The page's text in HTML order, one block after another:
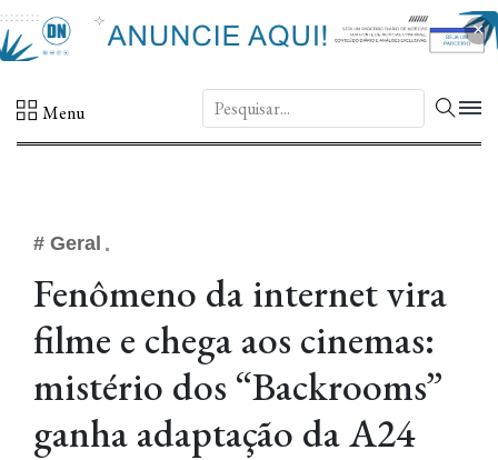
×
Menu DN.
# Geral
Fenômeno da internet vira
filme e chega aos cinemas:
mistério dos “Backrooms”
ganha adaptação da A24